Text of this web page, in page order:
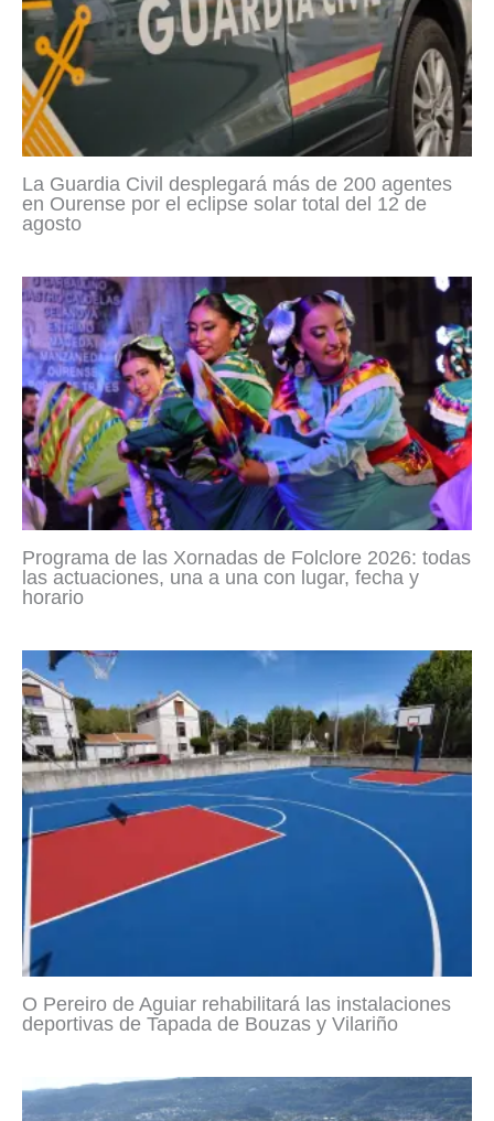
La Guardia Civil desplegará más de 200 agentes
en Ourense por el eclipse solar total del 12 de
agosto
Programa de las Xornadas de Folclore 2026: todas
las actuaciones, una a una con lugar, fecha y
horario
O Pereiro de Aguiar rehabilitará las instalaciones
deportivas de Tapada de Bouzas y Vilariño